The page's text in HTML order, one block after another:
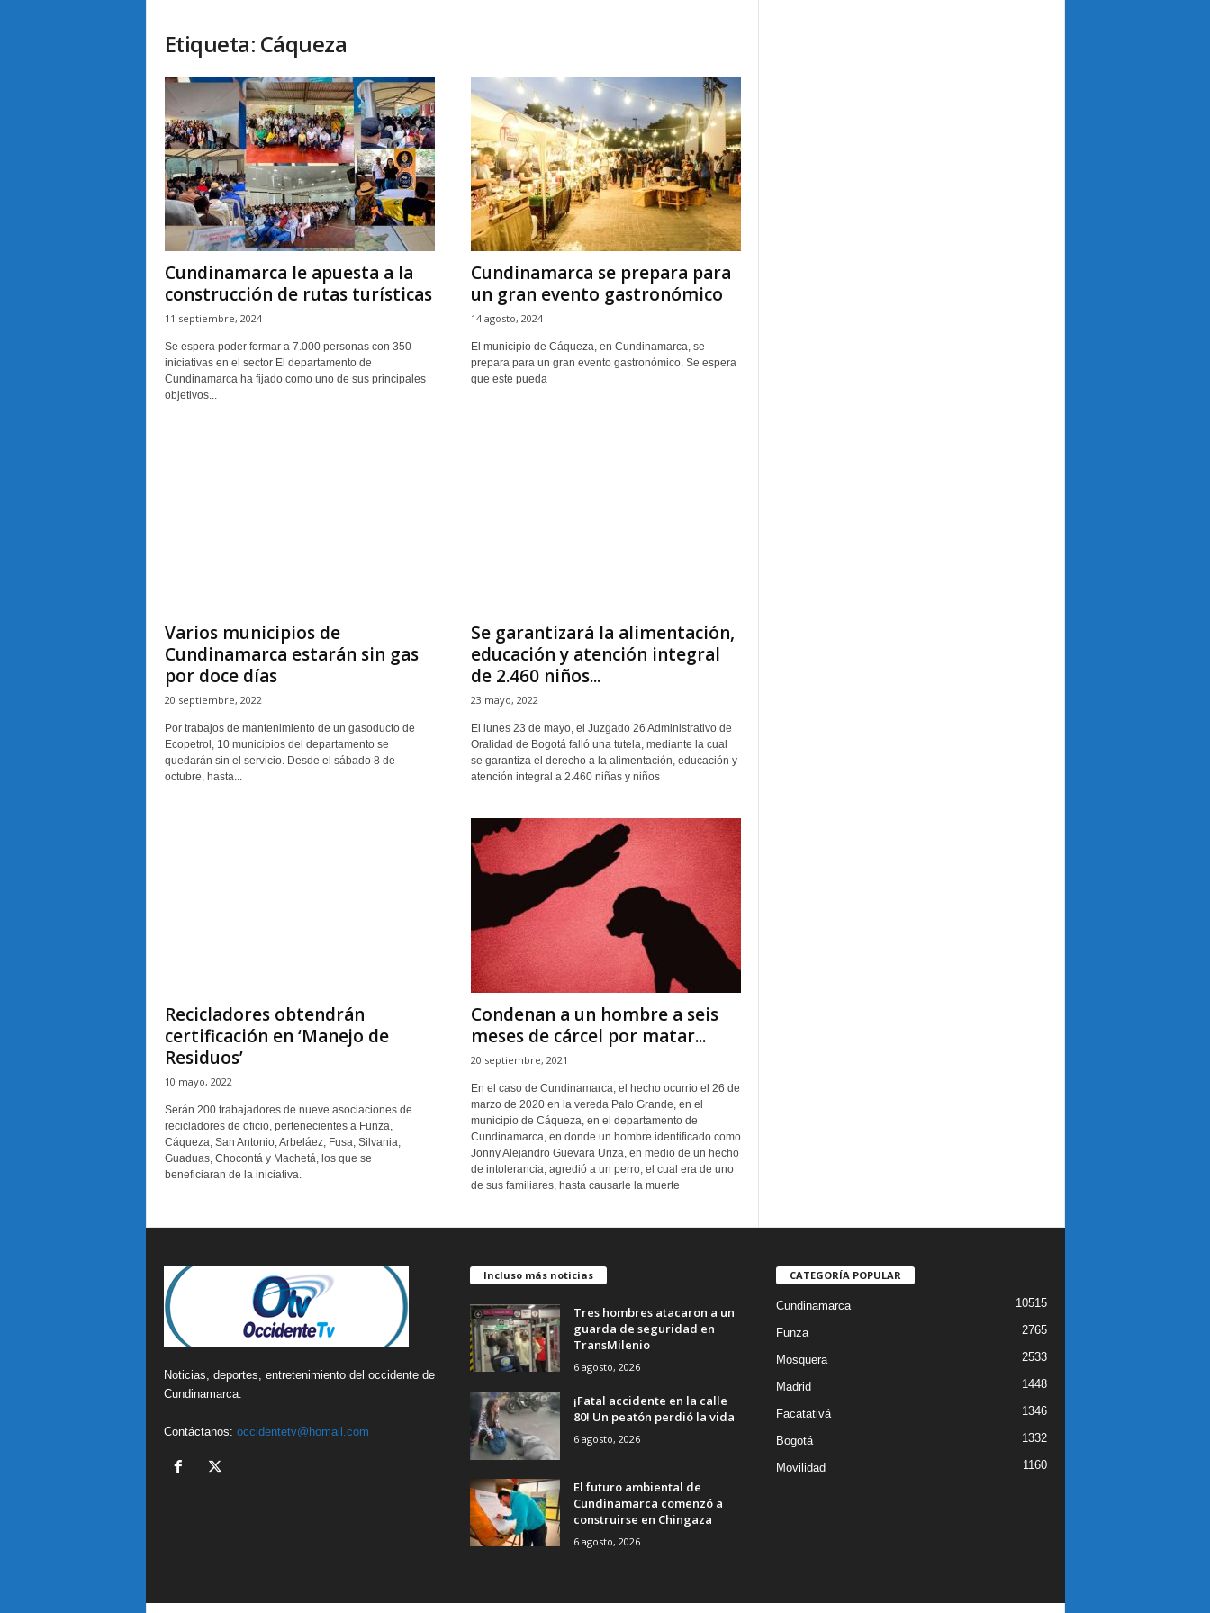
Etiqueta: Cáqueza
Cundinamarca le apuesta a la
construcción de rutas turísticas
11 septiembre, 2024
Se espera poder formar a 7.000 personas con 350
iniciativas en el sector El departamento de
Cundinamarca ha fijado como uno de sus principales
objetivos...
Cundinamarca se prepara para
un gran evento gastronómico
14 agosto, 2024
El municipio de Cáqueza, en Cundinamarca, se
prepara para un gran evento gastronómico. Se espera
que este pueda
Varios municipios de
Cundinamarca estarán sin gas
por doce días
20 septiembre, 2022
Por trabajos de mantenimiento de un gasoducto de
Ecopetrol, 10 municipios del departamento se
quedarán sin el servicio. Desde el sábado 8 de
octubre, hasta...
Se garantizará la alimentación,
educación y atención integral
de 2.460 niños...
23 mayo, 2022
El lunes 23 de mayo, el Juzgado 26 Administrativo de
Oralidad de Bogotá falló una tutela, mediante la cual
se garantiza el derecho a la alimentación, educación y
atención integral a 2.460 niñas y niños
Recicladores obtendrán
certificación en ‘Manejo de
Residuos’
10 mayo, 2022
Serán 200 trabajadores de nueve asociaciones de
recicladores de oficio, pertenecientes a Funza,
Cáqueza, San Antonio, Arbeláez, Fusa, Silvania,
Guaduas, Chocontá y Machetá, los que se
beneficiaran de la iniciativa.
Condenan a un hombre a seis
meses de cárcel por matar...
20 septiembre, 2021
En el caso de Cundinamarca, el hecho ocurrio el 26 de
marzo de 2020 en la vereda Palo Grande, en el
municipio de Cáqueza, en el departamento de
Cundinamarca, en donde un hombre identificado como
Jonny Alejandro Guevara Uriza, en medio de un hecho
de intolerancia, agredió a un perro, el cual era de uno
de sus familiares, hasta causarle la muerte
Noticias, deportes, entretenimiento del occidente de
Cundinamarca.
Contáctanos: occidentetv@homail.com
Incluso más noticias
Tres hombres atacaron a un
guarda de seguridad en
TransMilenio
6 agosto, 2026
¡Fatal accidente en la calle
80! Un peatón perdió la vida
6 agosto, 2026
El futuro ambiental de
Cundinamarca comenzó a
construirse en Chingaza
6 agosto, 2026
CATEGORÍA POPULAR
Cundinamarca 10515
Funza 2765
Mosquera 2533
Madrid 1448
Facatativá 1346
Bogotá 1332
Movilidad 1160